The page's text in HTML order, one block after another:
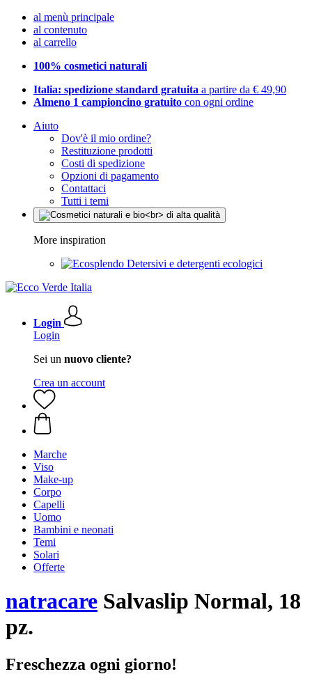
al menù principale
al contenuto
al carrello
100% cosmetici naturali
Italia: spedizione standard gratuita a partire da € 49,90
Almeno 1 campioncino gratuito con ogni ordine
Aiuto
Dov'è il mio ordine?
Restituzione prodotti
Costi di spedizione
Opzioni di pagamento
Contattaci
Tutti i temi
More inspiration
Detersivi e detergenti ecologici
Login
Login
Sei un nuovo cliente?
Crea un account
Marche
Viso
Make-up
Corpo
Capelli
Uomo
Bambini e neonati
Temi
Solari
Offerte
natracare Salvaslip Normal, 18
pz.
Freschezza ogni giorno!